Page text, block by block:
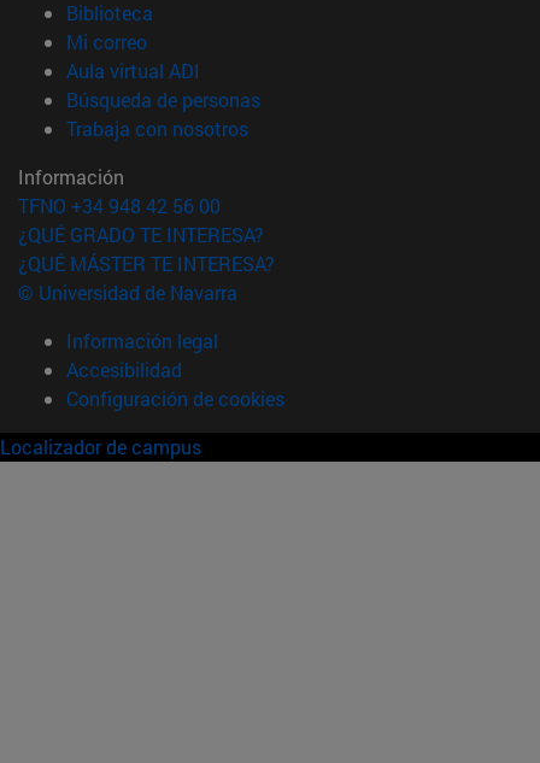
Biblioteca
Mi correo(abre en nueva ventana)
Aula virtual ADI
Búsqueda de personas(abre en nueva ventana)
Trabaja con nosotros(abre en nueva ventana)
Información
TFNO +34 948 42 56 00
¿QUÉ GRADO TE INTERESA?
¿QUÉ MÁSTER TE INTERESA?
© Universidad de Navarra
Información legal
Accesibilidad
Configuración de cookies
Localizador de campus